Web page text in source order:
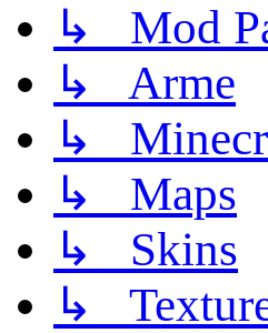
↳ Mod
↳ Arme
↳
↳ Maps
↳ Skins
↳